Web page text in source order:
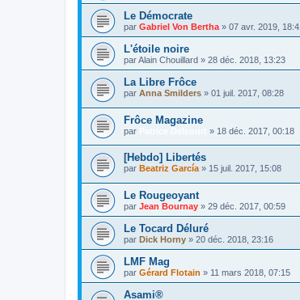
Le Démocrate
par Gabriel Von Bertha » 07 avr. 2019,
L'étoile noire
parAlain Chouillard » 28 déc. 2018, 13:23
La Libre Frôce
par Anna Smilders » 01 juil. 2017, 08:28
Frôce Magazine
par » 18 déc. 2017, 00:18
[Hebdo] Libertés
par Beatriz García» 15 juil. 2017, 15:08
Le Rougeoyant
par Jean Bournay » 29 déc. 2017, 00:59
Le Tocard Déluré
par Dick Horny » 20 déc. 2018, 23:16
LMF Mag
par Gérard Flotain » 11 mars 2018, 07:15
Asami®